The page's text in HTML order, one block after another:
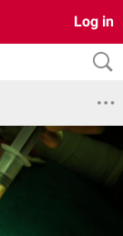
Log in